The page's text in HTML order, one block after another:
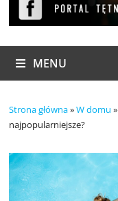
MENU
Strona główna»W domu »
najpopularniejsze?